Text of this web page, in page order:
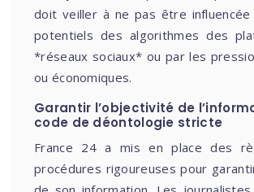
doit veiller à ne pas être
potentiels des algorithmes des
*réseaux sociaux* ou par les
ou économiques.
Garantir l’objectivité de
code de déontologie stricte
France 24 a mis en place des
procédures rigoureuses pour